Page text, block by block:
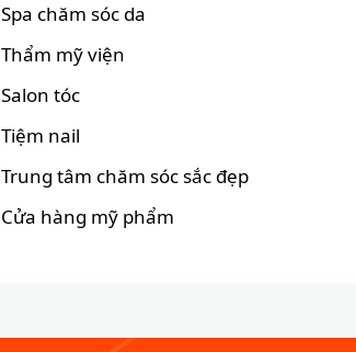
Spa chăm sóc da
Thẩm mỹ viện
Salon tóc
Tiệm nail
Trung tâm chăm sóc sắc đẹp
Cửa hàng mỹ phẩm